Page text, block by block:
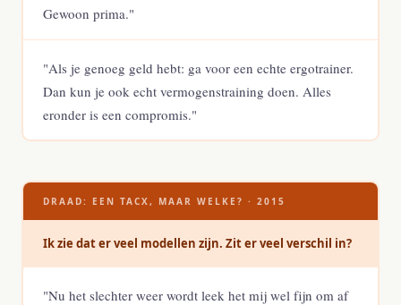
Gewoon prima."
"Als je genoeg geld hebt: ga voor een echte ergotrainer.
Dan kun je ook echt vermogenstraining doen. Alles
eronder is een compromis."
DRAAD: EEN TACX, MAAR WELKE? · 2015
Ik zie dat er veel modellen zijn. Zit er veel verschil in?
"Nu het slechter weer wordt leek het mij wel fijn om af